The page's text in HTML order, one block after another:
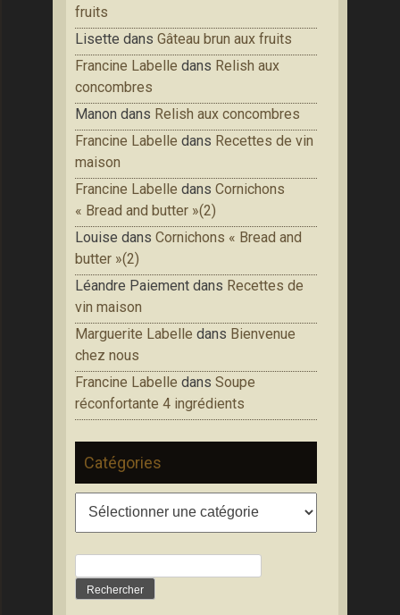
fruits
Lisette dans Gâteau brun aux fruits
Francine Labelle dans Relish aux
concombres
Manon dans Relish aux concombres
Francine Labelle dans Recettes de vin
maison
Francine Labelle dans Cornichons
« Bread and butter »(2)
Louise dans Cornichons « Bread and
butter »(2)
Léandre Paiement dans Recettes de
vin maison
Marguerite Labelle dans Bienvenue
chez nous
Francine Labelle dans Soupe
réconfortante 4 ingrédients
Catégories
Catégories